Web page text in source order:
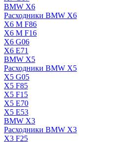
BMW X6
Расходники BMW X6
X6 M F86
X6 M F16
X6 G06
X6 E71
BMW X5
Расходники BMW X5
X5 G05
X5 F85
X5 F15
X5 E70
X5 E53
BMW X3
Расходники BMW X3
X3 F25